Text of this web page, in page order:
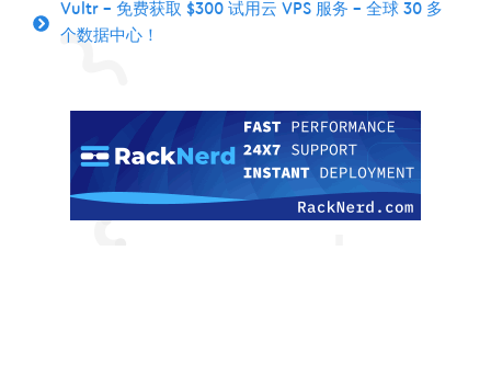
Vultr – 免费获取 $300 试用云 VPS 服务 – 全球 30 多
个数据中心！